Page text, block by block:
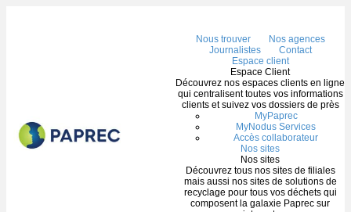
Nous trouver
Nos agences
Journalistes
Contact
Espace client
Espace Client
Découvrez nos espaces clients en ligne
qui centralisent toutes vos informations
clients et suivez vos dossiers de près
MyPaprec
MyNodus Services
Accès collaborateur
Nos sites
Nos sites
Découvrez tous nos sites de filiales
mais aussi nos sites de solutions de
recyclage pour tous vos déchets qui
composent la galaxie Paprec sur